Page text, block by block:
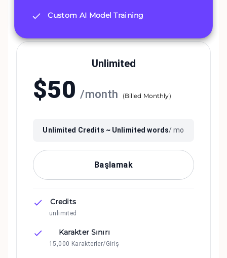
Custom AI Model Training
Unlimited
$50 /month (Billed Monthly)
Unlimited Credits ~ Unlimited words/ mo
Başlamak
Credits
unlimited
Karakter Sınırı
15,000 Karakterler/Giriş